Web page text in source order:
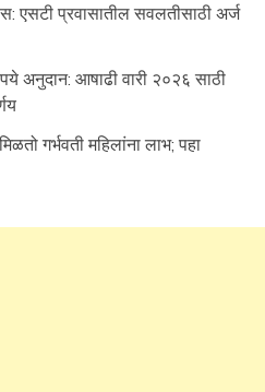
एसटी प्रवासातील सवलतीसाठी अर्ज
अनुदान: आषाढी वारी २०२६ साठी
गर्भवती महिलांना लाभ; पहा